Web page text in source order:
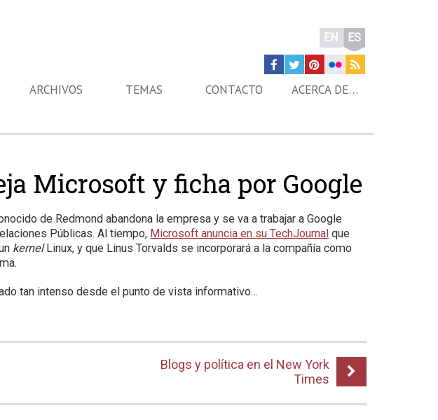
EN ES
ARCHIVOS TEMAS CONTACTO ACERCA DE…
Microsoft y ficha por Google
de Redmond abandona la empresa y se va a trabajar a Google
Públicas. Al tiempo, Microsoft anuncia en su TechJournal que
kernelLinux, y que Linus Torvalds se incorporará a la compañía como
tan intenso desde el punto de vista informativo…
Blogs y política en el New York
Times